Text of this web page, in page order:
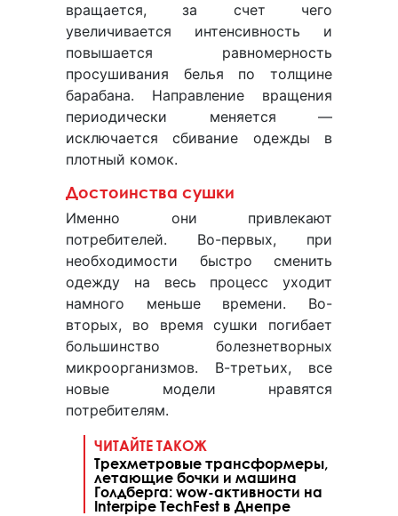
вращается, за счет чего
увеличивается интенсивность и
повышается равномерность
просушивания белья по толщине
барабана. Направление вращения
периодически меняется —
исключается сбивание одежды в
плотный комок.
Достоинства сушки
Именно они привлекают
потребителей. Во-первых, при
необходимости быстро сменить
одежду на весь процесс уходит
намного меньше времени. Во-
вторых, во время сушки погибает
большинство болезнетворных
микроорганизмов. В-третьих, все
новые модели нравятся
потребителям.
ЧИТАЙТЕ ТАКОЖ
Трехметровые трансформеры,
летающие бочки и машина
Голдберга: wow-активности на
Interpipe TechFest в Днепре